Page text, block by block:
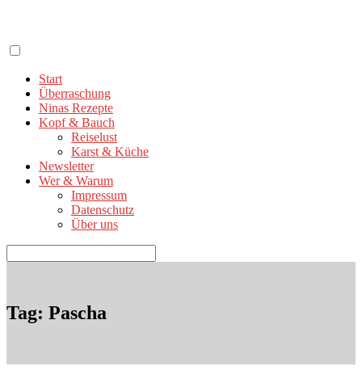
springen
Start
Überraschung
Ninas Rezepte
Kopf & Bauch
Reiselust
Karst & Küche
Newsletter
Wer & Warum
Impressum
Datenschutz
Über uns
nach:
Tag: Pascha